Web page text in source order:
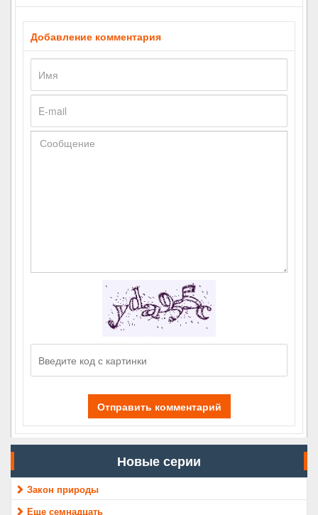
Добавление комментария
Отправить комментарий
Новые серии
Закон природы
Еще семнадцать